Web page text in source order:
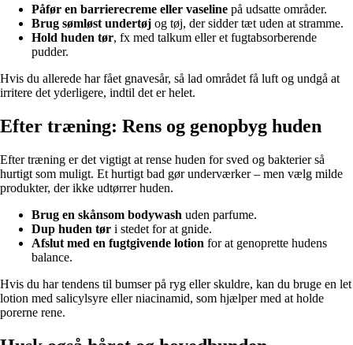
Påfør en barrierecreme eller vaseline på udsatte områder.
Brug sømløst undertøj og tøj, der sidder tæt uden at stramme.
Hold huden tør, fx med talkum eller et fugtabsorberende
pudder.
Hvis du allerede har fået gnavesår, så lad området få luft og undgå at
irritere det yderligere, indtil det er helet.
Efter træning: Rens og genopbyg huden
Efter træning er det vigtigt at rense huden for sved og bakterier så
hurtigt som muligt. Et hurtigt bad gør underværker – men vælg milde
produkter, der ikke udtørrer huden.
Brug en skånsom bodywash uden parfume.
Dup huden tør i stedet for at gnide.
Afslut med en fugtgivende lotion for at genoprette hudens
balance.
Hvis du har tendens til bumser på ryg eller skuldre, kan du bruge en let
lotion med salicylsyre eller niacinamid, som hjælper med at holde
porerne rene.